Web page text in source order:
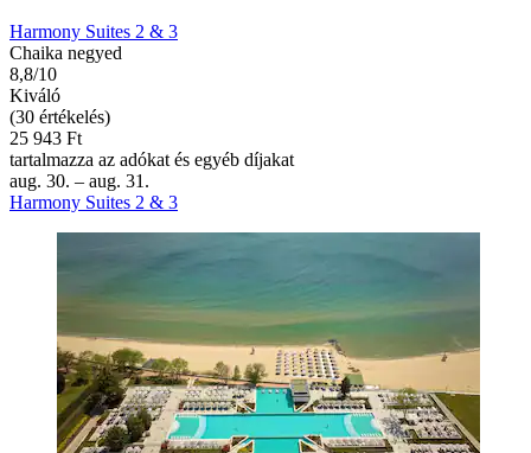
Harmony Suites 2 & 3
Chaika negyed
8,8/10
Kiváló
(30 értékelés)
25 943 Ft
tartalmazza az adókat és egyéb díjakat
aug. 30. – aug. 31.
Harmony Suites 2 & 3